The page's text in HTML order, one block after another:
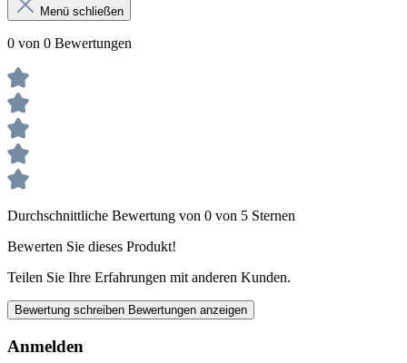
Menü schließen
0 von 0 Bewertungen
Durchschnittliche Bewertung von 0 von 5 Sternen
Bewerten Sie dieses Produkt!
Teilen Sie Ihre Erfahrungen mit anderen Kunden.
Bewertung schreiben Bewertungen anzeigen
Anmelden